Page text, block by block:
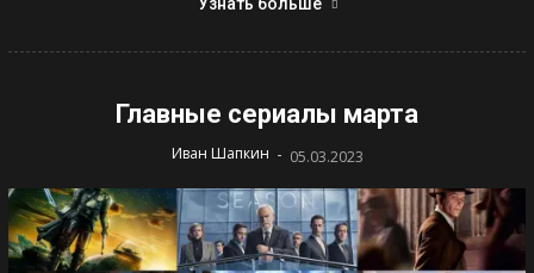
Узнать больше
Главные сериалы марта
Иван Шапкин - 05.03.2023